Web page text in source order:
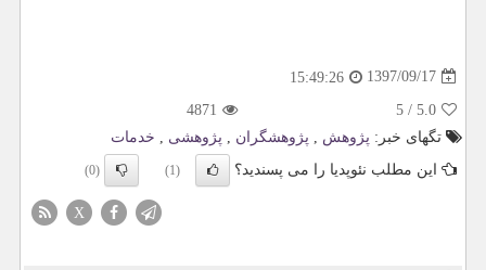
1397/09/17
15:49:26
5.0
/
5
4871
تگهای خبر: پژوهش , پژوهشگران , پژوهشی , خدمات
این مطلب نئوپدیا را می پسندید؟
(1)
(0)
X